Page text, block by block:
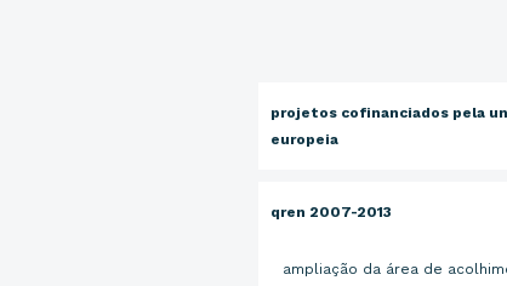
projetos cofinanciados pela
europeia
qren 2007-2013
ampliação da área de